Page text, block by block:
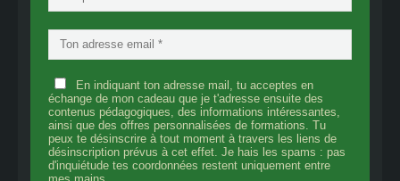
En indiquant ton adresse mail, tu acceptes en
échange de mon cadeau que je t'adresse ensuite des
contenus pédagogiques, des informations intéressantes,
ainsi que des offres personnalisées de formations. Tu
peux te désinscrire à tout moment à travers les liens de
désinscription prévus à cet effet. Je hais les spams : pas
d'inquiétude tes coordonnées restent uniquement entre